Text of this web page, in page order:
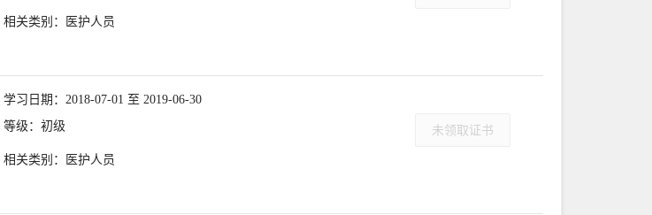
相关类别：医护人员
学习日期：2018-07-01 至 2019-06-30
等级：初级
未领取证书
相关类别：医护人员